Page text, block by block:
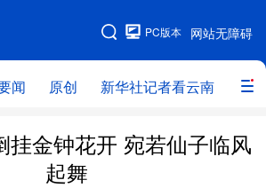
网站无障碍
PC版本
闻 原创 新华社记者看云南 政务
网站地图
云南要闻 本网原创
政务
挂金钟花开 宛若仙子临风
起舞